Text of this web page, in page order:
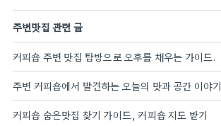
주변맛집 관련 글
커피숍 주변 맛집 탐방으로 오후를 채우는 가이드.
주변 커피숍에서 발견하는 오늘의 맛과 공간 이야기
커피숍 숨은맛집 찾기 가이드, 커피숍 지도 받기